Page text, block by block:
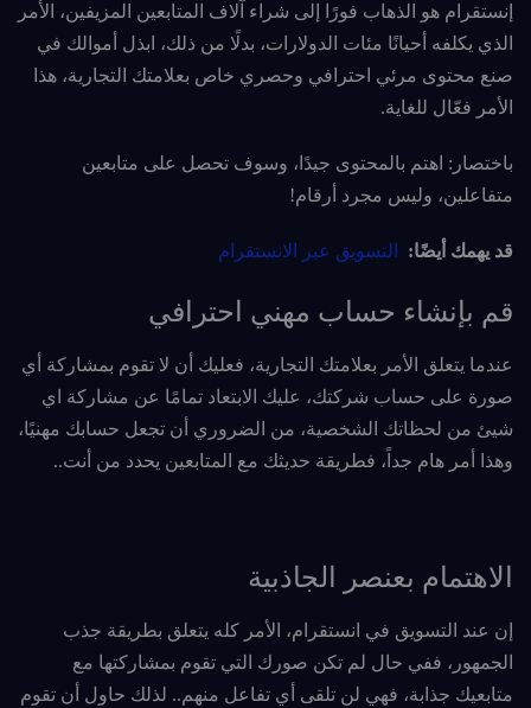
إنستقرام هو الذهاب فورًا إلى شراء آلاف المتابعين المزيفين، الأمر
الذي يكلفه أحيانًا مئات الدولارات، بدلًا من ذلك، ابذل أموالك في
صنع محتوى مرئي احترافي وحصري خاص بعلامتك التجارية، هذا
الأمر فعّال للغاية.
باختصار: اهتم بالمحتوى جيدًا، وسوف تحصل على متابعين
متفاعلين، وليس مجرد أرقام!
قد يهمك أيضًا: التسويق عبر الانستقرام
قم بإنشاء حساب مهني احترافي
عندما يتعلق الأمر بعلامتك التجارية، فعليك أن لا تقوم بمشاركة أي
صورة على حساب شركتك، عليك الابتعاد تمامًا عن مشاركة اي
شيئ من لحظاتك الشخصية، من الضروري أن تجعل حسابك مهنيًا،
وهذا أمر هام جداً، فطريقة حديثك مع المتابعين يحدد من أنت..
الاهتمام بعنصر الجاذبية
إن عند التسويق في انستقرام، الأمر كله يتعلق بطريقة جذب
الجمهور، ففي حال لم تكن صورك التي تقوم بمشاركتها مع
متابعيك جذابة، فهي لن تلقى أي تفاعل منهم.. لذلك حاول أن تقوم